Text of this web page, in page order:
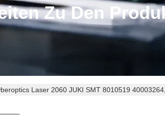
Zu Den
Laser 2060 JUKI SMT 8010519